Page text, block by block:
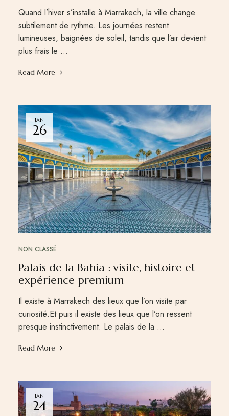
Quand l’hiver s’installe à Marrakech, la ville change
subtilement de rythme. Les journées restent
lumineuses, baignées de soleil, tandis que l’air devient
plus frais le …
Read More
JAN
26
NON CLASSÉ
Palais de la Bahia : visite, histoire et
expérience premium
Il existe à Marrakech des lieux que l’on visite par
curiosité.Et puis il existe des lieux que l’on ressent
presque instinctivement. Le palais de la …
Read More
JAN
24